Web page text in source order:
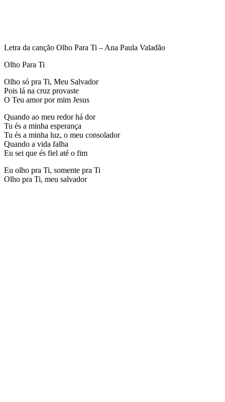
Letra da canção Olho Para Ti – Ana Paula Valadão
Olho Para Ti
Olho só pra Ti, Meu Salvador
Pois lá na cruz provaste
O Teu amor por mim Jesus
Quando ao meu redor há dor
Tu és a minha esperança
Tu és a minha luz, o meu consolador
Quando a vida falha
Eu sei que és fiel até o fim
Eu olho pra Ti, somente pra Ti
Olho pra Ti, meu salvador